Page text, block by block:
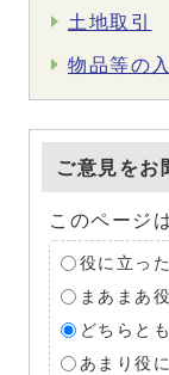
土地取引
物品等の
ご意見をお
このページ
役に立った
まあまあ
どちらと
あまり役